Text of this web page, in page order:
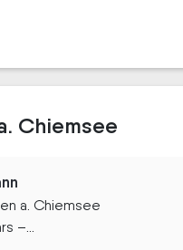
Chiemsee
a. Chiemsee
–...